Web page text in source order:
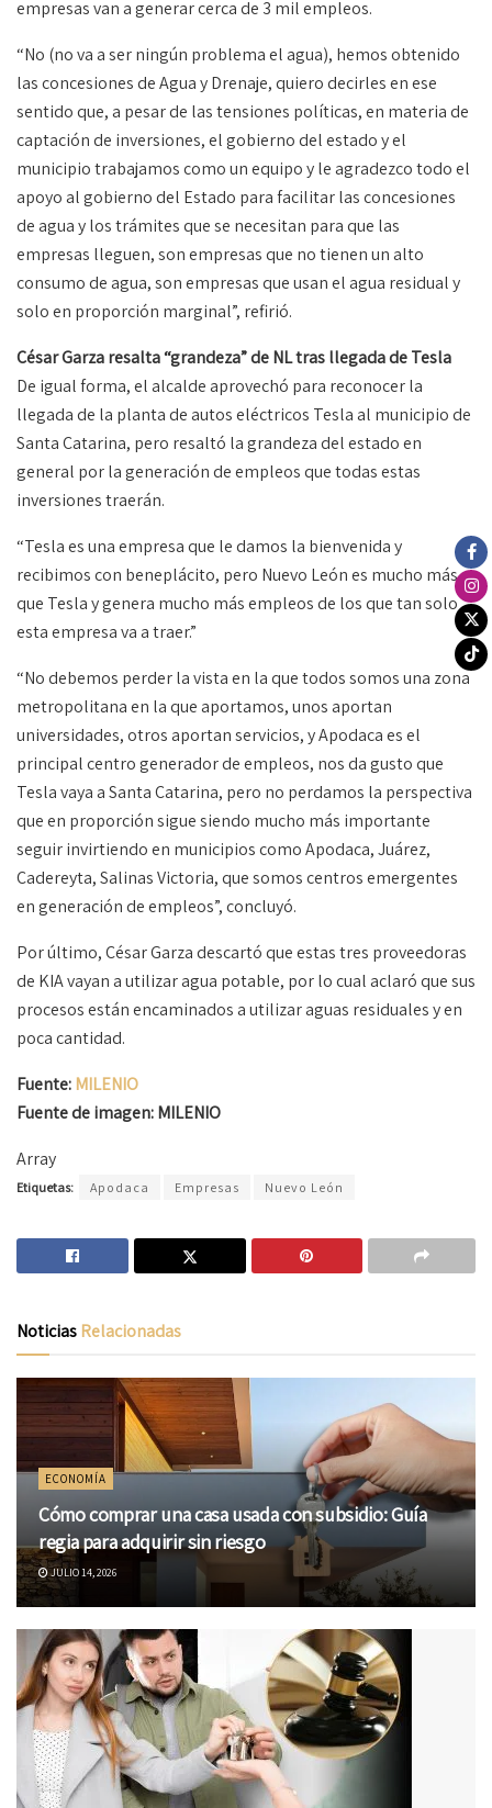
empresas van a generar cerca de 3 mil empleos.
“No (no va a ser ningún problema el agua), hemos obtenido
las concesiones de Agua y Drenaje, quiero decirles en ese
sentido que, a pesar de las tensiones políticas, en materia de
captación de inversiones, el gobierno del estado y el
municipio trabajamos como un equipo y le agradezco todo el
apoyo al gobierno del Estado para facilitar las concesiones
de agua y los trámites que se necesitan para que las
empresas lleguen, son empresas que no tienen un alto
consumo de agua, son empresas que usan el agua residual y
solo en proporción marginal”, refirió.
César Garza resalta “grandeza” de NL tras llegada de Tesla
De igual forma, el alcalde aprovechó para reconocer la
llegada de la planta de autos eléctricos Tesla al municipio de
Santa Catarina, pero resaltó la grandeza del estado en
general por la generación de empleos que todas estas
inversiones traerán.
“Tesla es una empresa que le damos la bienvenida y
recibimos con beneplácito, pero Nuevo León es mucho más
que Tesla y genera mucho más empleos de los que tan solo
esta empresa va a traer.”
“No debemos perder la vista en la que todos somos una zona
metropolitana en la que aportamos, unos aportan
universidades, otros aportan servicios, y Apodaca es el
principal centro generador de empleos, nos da gusto que
Tesla vaya a Santa Catarina, pero no perdamos la perspectiva
que en proporción sigue siendo mucho más importante
seguir invirtiendo en municipios como Apodaca, Juárez,
Cadereyta, Salinas Victoria, que somos centros emergentes
en generación de empleos”, concluyó.
Por último, César Garza descartó que estas tres proveedoras
de KIA vayan a utilizar agua potable, por lo cual aclaró que sus
procesos están encaminados a utilizar aguas residuales y en
poca cantidad.
Fuente:MILENIO
Fuente de imagen: MILENIO
Array
Etiquetas: Apodaca Empresas Nuevo León
NoticiasRelacionadas
ECONOMÍA
Cómo comprar una casa usada con subsidio: Guía
regia para adquirir sin riesgo
JULIO 14, 2026